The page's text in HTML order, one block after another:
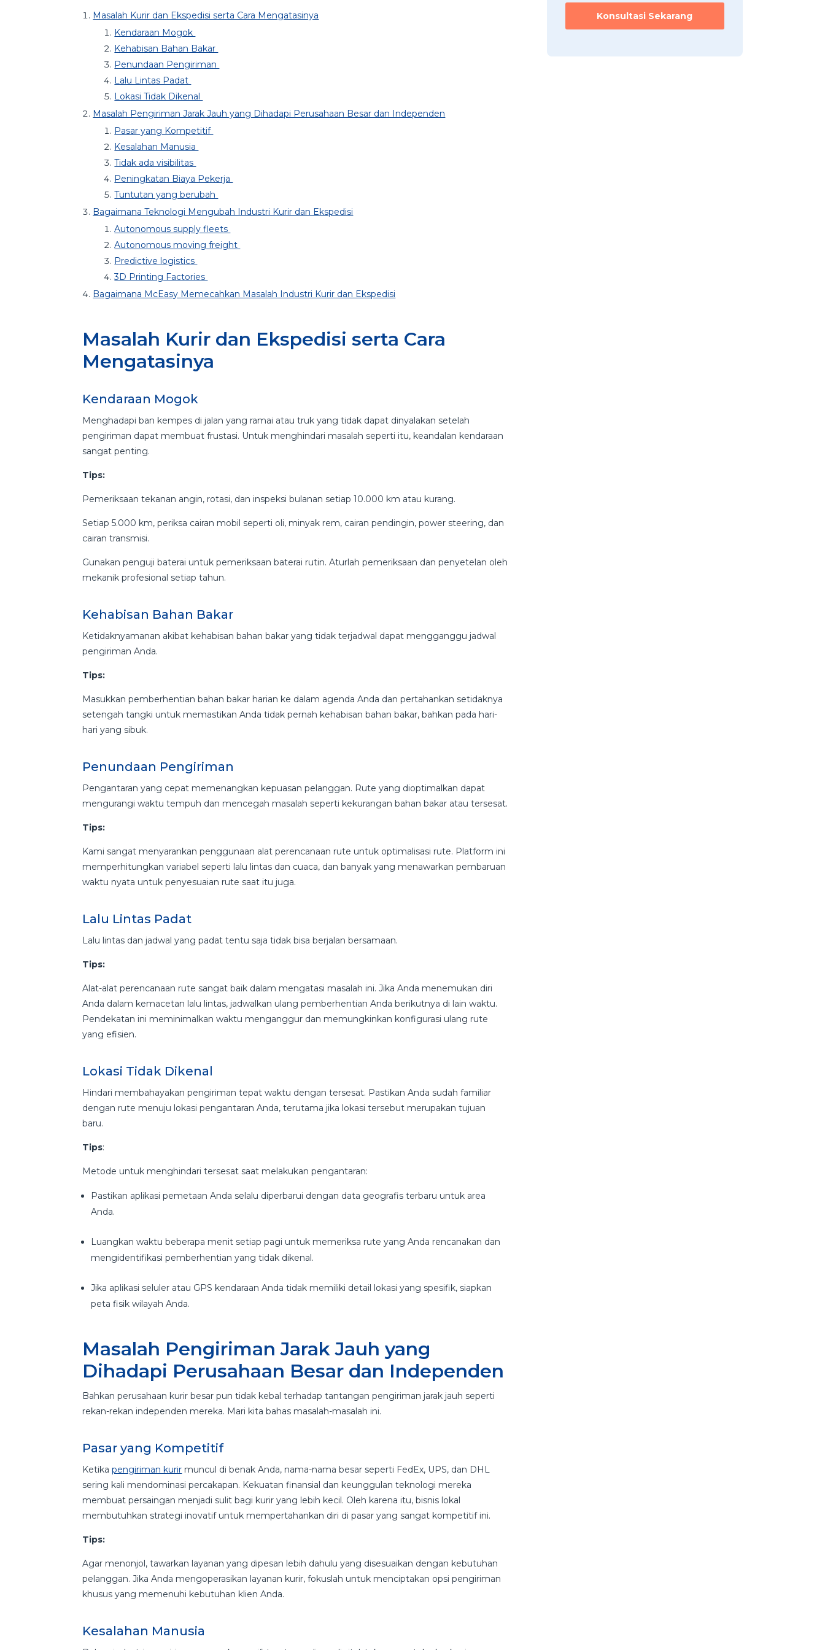
Masalah Kurir dan Ekspedisi serta Cara Mengatasinya
Kendaraan Mogok
Kehabisan Bahan Bakar
Penundaan Pengiriman
Lalu Lintas Padat
Lokasi Tidak Dikenal
Masalah Pengiriman Jarak Jauh yang Dihadapi Perusahaan Besar dan Independen
Pasar yang Kompetitif
Kesalahan Manusia
Tidak ada visibilitas
Peningkatan Biaya Pekerja
Tuntutan yang berubah
Bagaimana Teknologi Mengubah Industri Kurir dan Ekspedisi
Autonomous supply fleets
Autonomous moving freight
Predictive logistics
3D Printing Factories
Bagaimana McEasy Memecahkan Masalah Industri Kurir dan Ekspedisi
Masalah Kurir dan Ekspedisi serta Cara
Mengatasinya
Kendaraan Mogok
Menghadapi ban kempes di jalan yang ramai atau truk yang tidak dapat dinyalakan setelah
pengiriman dapat membuat frustasi. Untuk menghindari masalah seperti itu, keandalan kendaraan
sangat penting.
Tips:
Pemeriksaan tekanan angin, rotasi, dan inspeksi bulanan setiap 10.000 km atau kurang.
Setiap 5.000 km, periksa cairan mobil seperti oli, minyak rem, cairan pendingin, power steering, dan
cairan transmisi.
Gunakan penguji baterai untuk pemeriksaan baterai rutin. Aturlah pemeriksaan dan penyetelan oleh
mekanik profesional setiap tahun.
Kehabisan Bahan Bakar
Ketidaknyamanan akibat kehabisan bahan bakar yang tidak terjadwal dapat mengganggu jadwal
pengiriman Anda.
Tips:
Masukkan pemberhentian bahan bakar harian ke dalam agenda Anda dan pertahankan setidaknya
setengah tangki untuk memastikan Anda tidak pernah kehabisan bahan bakar, bahkan pada hari-
hari yang sibuk.
Penundaan Pengiriman
Pengantaran yang cepat memenangkan kepuasan pelanggan. Rute yang dioptimalkan dapat
mengurangi waktu tempuh dan mencegah masalah seperti kekurangan bahan bakar atau tersesat.
Tips:
Kami sangat menyarankan penggunaan alat perencanaan rute untuk optimalisasi rute. Platform ini
memperhitungkan variabel seperti lalu lintas dan cuaca, dan banyak yang menawarkan pembaruan
waktu nyata untuk penyesuaian rute saat itu juga.
Lalu Lintas Padat
Lalu lintas dan jadwal yang padat tentu saja tidak bisa berjalan bersamaan.
Tips:
Alat-alat perencanaan rute sangat baik dalam mengatasi masalah ini. Jika Anda menemukan diri
Anda dalam kemacetan lalu lintas, jadwalkan ulang pemberhentian Anda berikutnya di lain waktu.
Pendekatan ini meminimalkan waktu menganggur dan memungkinkan konfigurasi ulang rute
yang efisien.
Lokasi Tidak Dikenal
Hindari membahayakan pengiriman tepat waktu dengan tersesat. Pastikan Anda sudah familiar
dengan rute menuju lokasi pengantaran Anda, terutama jika lokasi tersebut merupakan tujuan
baru.
Tips:
Metode untuk menghindari tersesat saat melakukan pengantaran:
Pastikan aplikasi pemetaan Anda selalu diperbarui dengan data geografis terbaru untuk area
Anda.
Luangkan waktu beberapa menit setiap pagi untuk memeriksa rute yang Anda rencanakan dan
mengidentifikasi pemberhentian yang tidak dikenal.
Jika aplikasi seluler atau GPS kendaraan Anda tidak memiliki detail lokasi yang spesifik, siapkan
peta fisik wilayah Anda.
Masalah Pengiriman Jarak Jauh yang
Dihadapi Perusahaan Besar dan Independen
Bahkan perusahaan kurir besar pun tidak kebal terhadap tantangan pengiriman jarak jauh seperti
rekan-rekan independen mereka. Mari kita bahas masalah-masalah ini.
Pasar yang Kompetitif
Ketikapengiriman kurir muncul di benak Anda, nama-nama besar seperti FedEx, UPS, dan DHL
sering kali mendominasi percakapan. Kekuatan finansial dan keunggulan teknologi mereka
membuat persaingan menjadi sulit bagi kurir yang lebih kecil. Oleh karena itu, bisnis lokal
membutuhkan strategi inovatif untuk mempertahankan diri di pasar yang sangat kompetitif ini.
Tips:
Agar menonjol, tawarkan layanan yang dipesan lebih dahulu yang disesuaikan dengan kebutuhan
pelanggan. Jika Anda mengoperasikan layanan kurir, fokuslah untuk menciptakan opsi pengiriman
khusus yang memenuhi kebutuhan klien Anda.
Kesalahan Manusia
i
Konsultasi Sekarang